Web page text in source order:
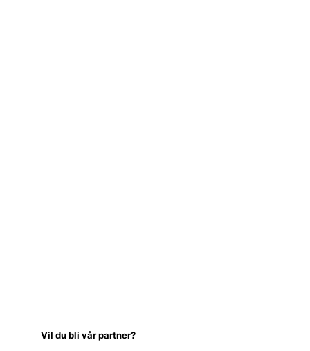
Vil du bli vår partner?